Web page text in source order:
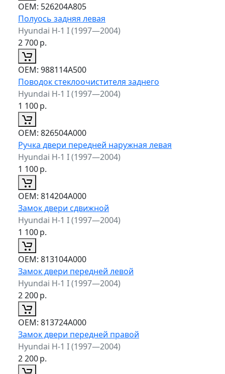
ОЕМ: 526204A805
Полуось задняя левая
Hyundai H-1 I (1997—2004)
2 700р.
ОЕМ: 988114A500
Поводок стеклоочистителя заднего
Hyundai H-1 I (1997—2004)
1 100р.
ОЕМ: 826504A000
Ручка двери передней наружная левая
Hyundai H-1 I (1997—2004)
1 100р.
ОЕМ: 814204A000
Замок двери сдвижной
Hyundai H-1 I (1997—2004)
1 100р.
ОЕМ: 813104A000
Замок двери передней левой
Hyundai H-1 I (1997—2004)
2 200р.
ОЕМ: 813724A000
Замок двери передней правой
Hyundai H-1 I (1997—2004)
2 200р.